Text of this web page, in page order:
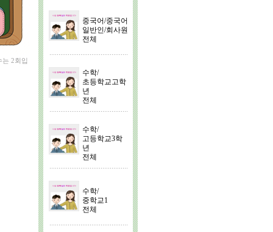
2회입
중국어/중국어
일반인/회사원
전체
수학/
초등학교고학
년
전체
수학/
고등학교3학
년
전체
수학/
중학교1
전체